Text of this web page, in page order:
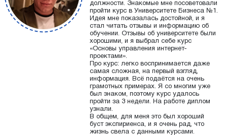
должности. Знакомые мне посоветовали
пройти курс в Университете Бизнеса №1.
Идея мне показалась достойной, и я
стал читать отзывы и информацию об
обучении. Отзывы об университете были
хорошими, и я выбрал себе курс
«Основы управления интернет-
проектами».
Про курс: легко воспринимается даже
самая сложная, на первый взгляд,
информация. Всё подаётся на очень
грамотных примерах. Я со многим уже
был знаком, поэтому курс удалось
пройти за 3 недели. На работе диплом
узнали.
В общем, для меня это был хороший
буст экспириенса, и я очень рад, что
жизнь свела с данными курсами.